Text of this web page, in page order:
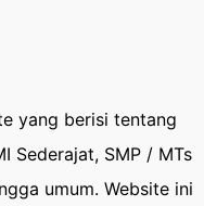
yang berisi tentang
Sederajat, SMP / MTs
umum. Website ini